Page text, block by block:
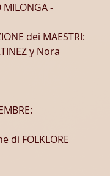
MILONGA -
dei MAESTRI:
y Nora
di FOLKLORE